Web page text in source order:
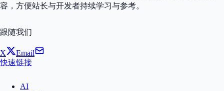
容，方便站长与开发者持续学习与参考。
跟随我们
X
Email
快速链接
AI